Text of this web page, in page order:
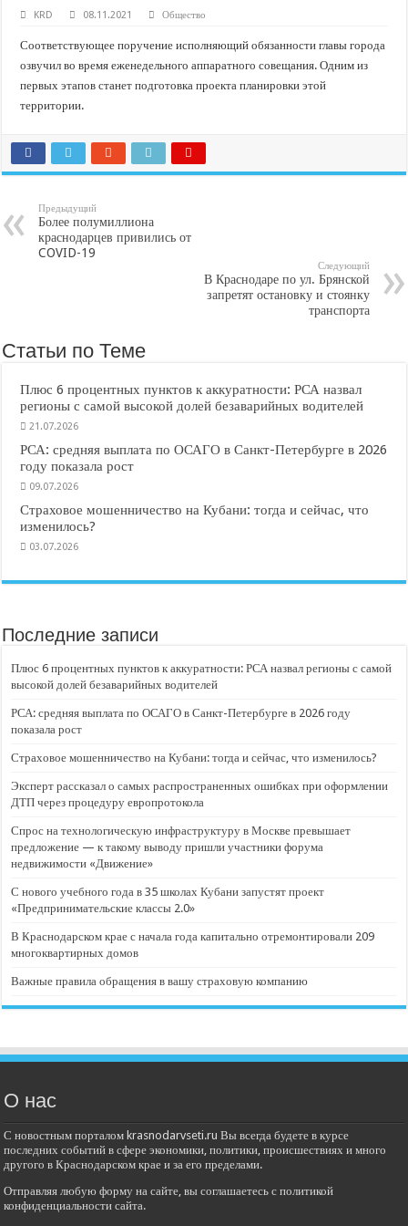
Стартовал прием заявок на 20-й юбилейный молодежный форум «Регион 93»
KRD 08.11.2021 Общество
Соответствующее поручение исполняющий обязанности главы города
озвучил во время еженедельного аппаратного совещания. Одним из
первых этапов станет подготовка проекта планировки этой
территории.
Предыдущий
Более полумиллиона
краснодарцев привились от
COVID-19
Следующий
В Краснодаре по ул. Брянской
запретят остановку и стоянку
транспорта
Статьи по Теме
Плюс 6 процентных пунктов к аккуратности: РСА назвал
регионы с самой высокой долей безаварийных водителей
21.07.2026
РСА: средняя выплата по ОСАГО в Санкт-Петербурге в 2026
году показала рост
09.07.2026
Страховое мошенничество на Кубани: тогда и сейчас, что
изменилось?
03.07.2026
Последние записи
Плюс 6 процентных пунктов к аккуратности: РСА назвал регионы с самой
высокой долей безаварийных водителей
РСА: средняя выплата по ОСАГО в Санкт-Петербурге в 2026 году
показала рост
Страховое мошенничество на Кубани: тогда и сейчас, что изменилось?
Эксперт рассказал о самых распространенных ошибках при оформлении
ДТП через процедуру европротокола
Спрос на технологическую инфраструктуру в Москве превышает
предложение — к такому выводу пришли участники форума
недвижимости «Движение»
С нового учебного года в 35 школах Кубани запустят проект
«Предпринимательские классы 2.0»
В Краснодарском крае с начала года капитально отремонтировали 209
многоквартирных домов
Важные правила обращения в вашу страховую компанию
О нас
С новостным порталом krasnodarvseti.ru Вы всегда будете в курсе
последних событий в сфере экономики, политики, происшествиях и много
другого в Краснодарском крае и за его пределами.
Отправляя любую форму на сайте, вы соглашаетесь с политикой
конфиденциальности сайта.